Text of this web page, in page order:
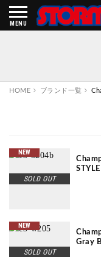
MENU
HOME ブランド一覧
NEW
SOLD OUT
STYLE
NEW
SOLD OUT
Gray